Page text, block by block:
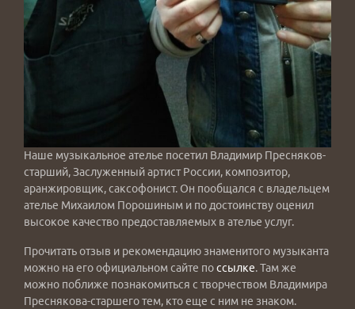
Наше музыкальное ателье посетил Владимир Пресняков-
старший, Заслуженный артист России, композитор,
аранжировщик, саксофонист. Он пообщался с владельцем
ателье Михаилом Порошиным и по достоинству оценил
высокое качество предоставляемых в ателье услуг.
Прочитать отзыв и рекомендацию знаменитого музыканта
можно на его официальном сайте поссылке. Там же
можно поближе познакомиться с творчеством Владимира
Преснякова-старшего тем, кто еще с ним не знаком.